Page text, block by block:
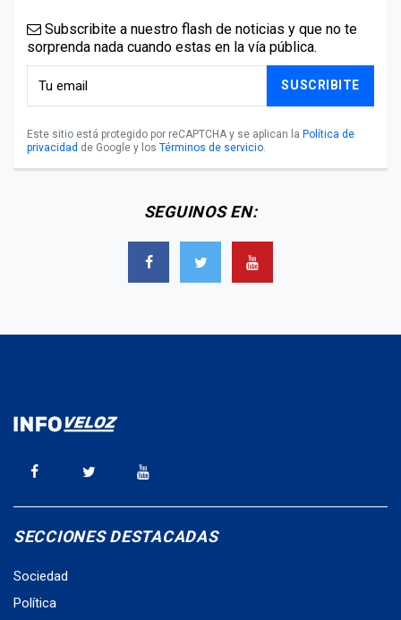
Subscribite a nuestro flash de noticias y que no te
sorprenda nada cuando estas en la vía pública.
SUSCRIBITE
Este sitio está protegido por reCAPTCHA y se aplican la Política de
privacidad de Google y los Términos de servicio.
SEGUINOS EN:
SECCIONES DESTACADAS
Sociedad
Política